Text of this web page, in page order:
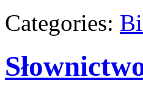
Categories: